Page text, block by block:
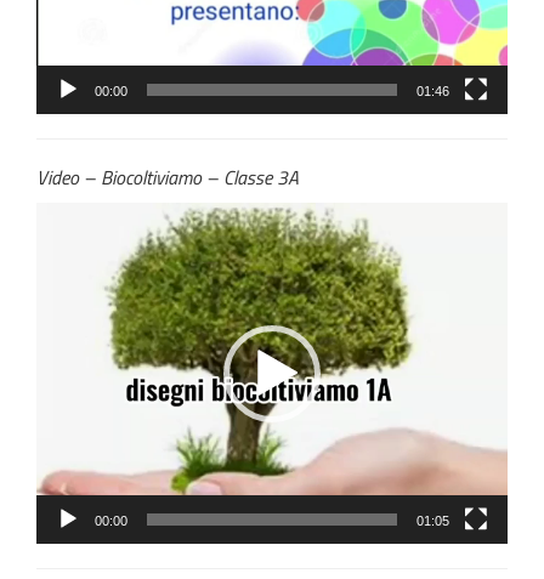
00:00 01:46
Video – Biocoltiviamo – Classe 3A
00:00 01:05